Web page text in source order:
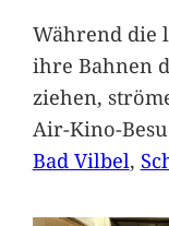
Während die
ihre Bahnen
ziehen,
Air-Kino-
Bad Vilbel,